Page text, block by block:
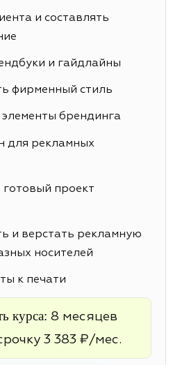
и составлять
и гайдлайны
фирменный стиль
брендинга
для рекламных
готовый проект
и верстать рекламную
носителей
к печати
курса: 8 месяцев
3 383 ₽/мес.